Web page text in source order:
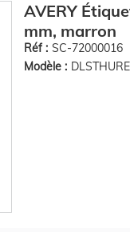
AVERY
mm, marron
Réf : SC-72000016
Modèle :